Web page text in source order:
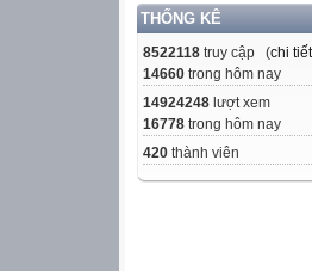
THỐNG KÊ
8522118 truy cập (chi tiết
14660 trong hôm nay
14924248 lượt xem
16778 trong hôm nay
420 thành viên